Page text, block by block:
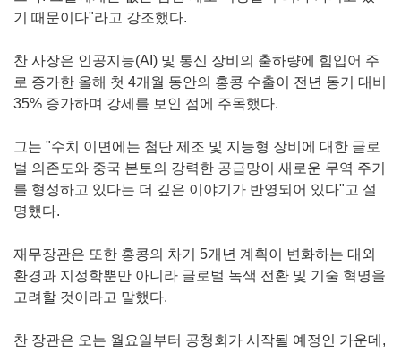
기 때문이다"라고 강조했다.
찬 사장은 인공지능(AI) 및 통신 장비의 출하량에 힘입어 주
로 증가한 올해 첫 4개월 동안의 홍콩 수출이 전년 동기 대비
35% 증가하며 강세를 보인 점에 주목했다.
그는 "수치 이면에는 첨단 제조 및 지능형 장비에 대한 글로
벌 의존도와 중국 본토의 강력한 공급망이 새로운 무역 주기
를 형성하고 있다는 더 깊은 이야기가 반영되어 있다"고 설
명했다.
재무장관은 또한 홍콩의 차기 5개년 계획이 변화하는 대외
환경과 지정학뿐만 아니라 글로벌 녹색 전환 및 기술 혁명을
고려할 것이라고 말했다.
찬 장관은 오는 월요일부터 공청회가 시작될 예정인 가운데,